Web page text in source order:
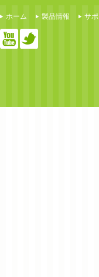
ホーム 製品情報 サ